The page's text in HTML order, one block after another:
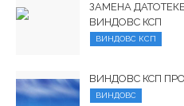
ЗАМЕНА
ВИНДОВС КСП
ВИНДОВС КСП
ВИНДОВС КСП
ВИНДОВС